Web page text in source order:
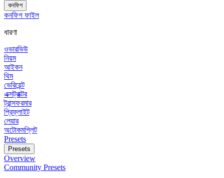
কনফিগ
কনফিগ ফাইল
ধারণা
ওভারভিউ
নিয়ম
আইকন
থিম
ভেরিয়েন্ট
এক্সট্রাক্টর
ট্রান্সফরমার
প্রিফ্লাইট
লেয়ার
অটোকমপ্লিট
Presets
Presets
Overview
Community Presets